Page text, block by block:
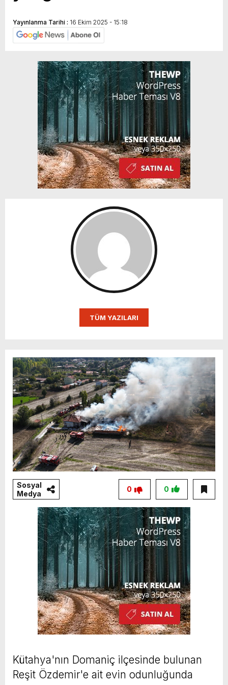
Yayınlanma Tarihi : 16 Ekim 2025 - 15:18
TÜM YAZILARI
Sosyal
Medya
0
0
Kütahya'nın Domaniç ilçesinde bulunan
Reşit Özdemir'e ait evin odunluğunda